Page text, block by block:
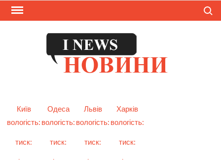
Skip
Київ
Одеса Львів
Харків
вологість:
тиск:
вологість:
тиск:
вологість:
тиск:
вологість:
тиск: